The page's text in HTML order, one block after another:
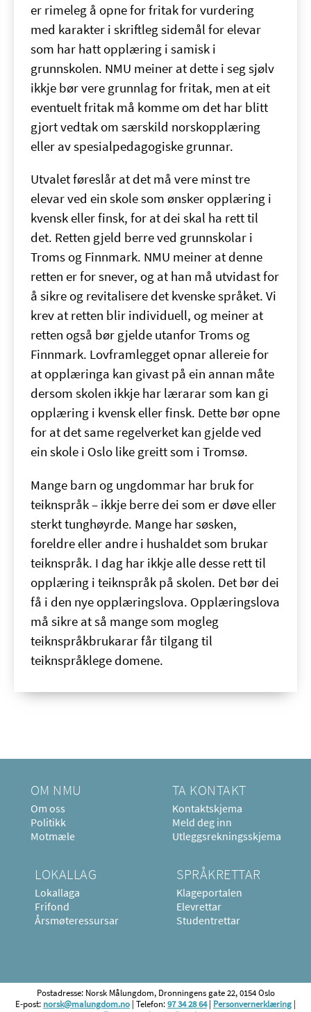
er rimeleg å opne for fritak for vurdering
med karakter i skriftleg sidemål for elevar
som har hatt opplæring i samisk i
grunnskolen. NMU meiner at dette i seg sjølv
ikkje bør vere grunnlag for fritak, men at eit
eventuelt fritak må komme om det har blitt
gjort vedtak om særskild norskopplæring
eller av spesialpedagogiske grunnar.
Utvalet føreslår at det må vere minst tre
elevar ved ein skole som ønsker opplæring i
kvensk eller finsk, for at dei skal ha rett til
det. Retten gjeld berre ved grunnskolar i
Troms og Finnmark. NMU meiner at denne
retten er for snever, og at han må utvidast for
å sikre og revitalisere det kvenske språket. Vi
krev at retten blir individuell, og meiner at
retten også bør gjelde utanfor Troms og
Finnmark. Lovframlegget opnar allereie for
at opplæringa kan givast på ein annan måte
dersom skolen ikkje har lærarar som kan gi
opplæring i kvensk eller finsk. Dette bør opne
for at det same regelverket kan gjelde ved
ein skole i Oslo like greitt som i Tromsø.
Mange barn og ungdommar har bruk for
teiknspråk – ikkje berre dei som er døve eller
sterkt tunghøyrde. Mange har søsken,
foreldre eller andre i hushaldet som brukar
teiknspråk. I dag har ikkje alle desse rett til
opplæring i teiknspråk på skolen. Det bør dei
få i den nye opplæringslova. Opplæringslova
må sikre at så mange som mogleg
teiknspråkbrukarar får tilgang til
teiknspråklege domene.
OM NMU
Om oss
Politikk
Motmæle
TA KONTAKT
Kontaktskjema
Meld deg inn
Utleggsrekningsskjema
LOKALLAG
Lokallaga
Frifond
Årsmøteressursar
SPRÅKRETTAR
Klageportalen
Elevrettar
Studentrettar
Postadresse: Norsk Målungdom, Dronningens gate 22, 0154 Oslo
E-post: norsk@malungdom.no | Telefon:97 34 28 64| Personvernerklæring |